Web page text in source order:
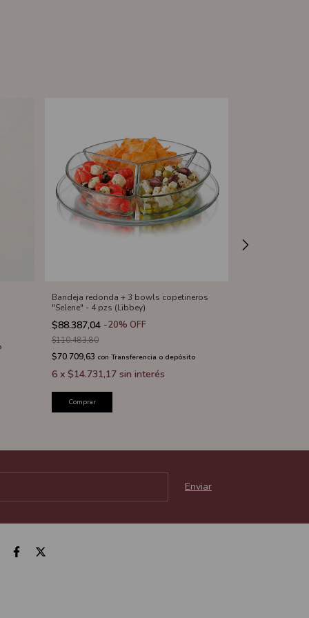
Bandeja redonda + 3 bowls copetineros
"Selene" - 4 pzs (Libbey)
$88.387,04 -20% OFF
$110.483,80
$70.709,63 con Transferencia o depósito
6 x $14.731,17 sin interés
Comprar